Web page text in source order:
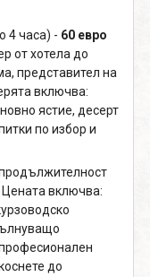
4 часа) - 60 евро
от хотела до
представител на
включва:
ястие, десерт
по избор и
. Цената включва:
до